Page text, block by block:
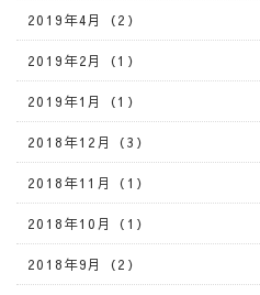
2019年4月（2）
2019年2月（1）
2019年1月（1）
2018年12月（3）
2018年11月（1）
2018年10月（1）
2018年9月（2）